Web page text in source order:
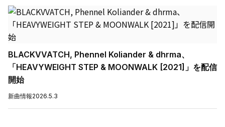
BLACKVVATCH, Phennel Koliander & dhrma、
「HEAVYWEIGHT STEP & MOONWALK [2021]」を配信
開始
新曲情報2026.5.3